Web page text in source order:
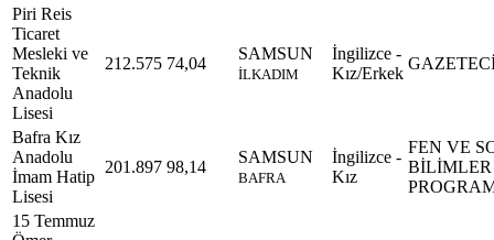
Piri Reis
Ticaret
Mesleki ve
Teknik
Anadolu
Lisesi
212.575 74,04
SAMSUN
İLKADIM
İngilizce -
Kız/Erkek
Bafra Kız
Anadolu
İmam Hatip
Lisesi
201.897 98,14
SAMSUN
BAFRA
İngilizce -
Kız
FEN VE
BİLİMLER
15 Temmuz